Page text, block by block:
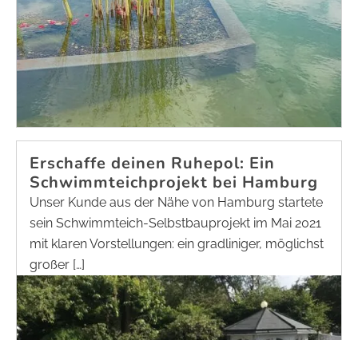
Erschaffe deinen Ruhepol: Ein
Schwimmteichprojekt bei Hamburg
Unser Kunde aus der Nähe von Hamburg startete
sein Schwimmteich-Selbstbauprojekt im Mai 2021
mit klaren Vorstellungen: ein gradliniger, möglichst
großer […]